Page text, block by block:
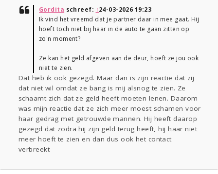
Gordita schreef: ↑24-03-2026 19:23
Ik vind het vreemd dat je partner daar in mee gaat. Hij
hoeft toch niet bij haar in de auto te gaan zitten op
zo'n moment?
Ze kan het geld afgeven aan de deur, hoeft ze jou ook
niet te zien.
Dat heb ik ook gezegd. Maar dan is zijn reactie dat zij
dat niet wil omdat ze bang is mij alsnog te zien. Ze
schaamt zich dat ze geld heeft moeten lenen. Daarom
was mijn reactie dat ze zich meer moest schamen voor
haar gedrag met getrouwde mannen. Hij heeft daarop
gezegd dat zodra hij zijn geld terug heeft, hij haar niet
meer hoeft te zien en dan dus ook het contact
verbreekt